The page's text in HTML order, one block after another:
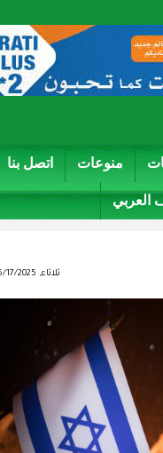
منوعات اتصل بنا
العربي
ثلاثاء, 06/17/2025 - 00:44